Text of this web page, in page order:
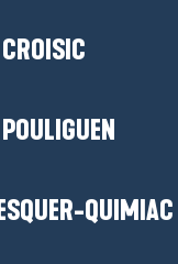
QUIMIAC
titulaires de la carte